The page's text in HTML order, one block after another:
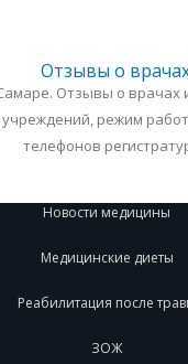
Отзывы о
Отзывы о врачах
учреждений, режим
телефонов
Новости медицины
Медицинские диеты
Реабилитация после
ЗОЖ